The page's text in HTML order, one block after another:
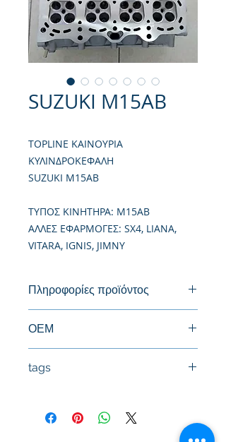
SUZUKI M15AB
TOPLINE ΚΑΙΝΟΥΡΙΑ
ΚΥΛΙΝΔΡΟΚΕΦΑΛΗ
SUZUKI M15AB
TΥΠΟΣ ΚΙΝΗΤΗΡΑ: M15AB
ΑΛΛΕΣ ΕΦΑΡΜΟΓΕΣ: SX4, LIANA,
VITARA, IGNIS, JIMNY
Πληροφορίες προϊόντος
ΟΕΜ
tags
#Κυλινδροκεφαλή #Κεφαλάρι
#TPTOPLINE